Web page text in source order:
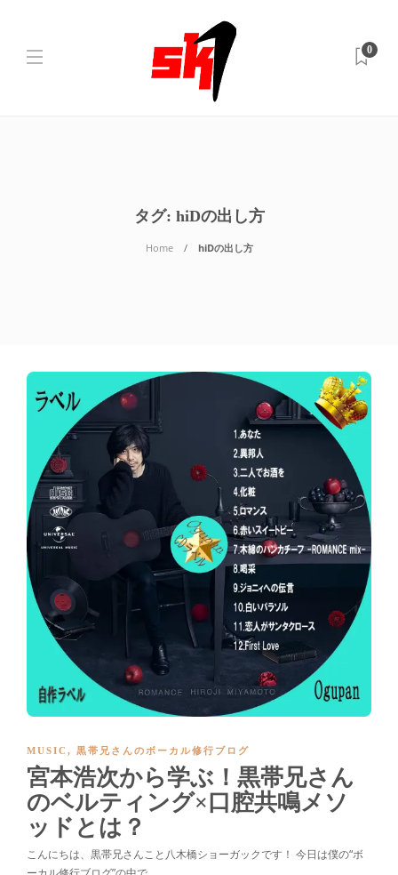
0
タグ: hiDの出し方
Home hiDの出し方
MUSIC , 黒帯兄さんのボーカル修行ブログ
宮本浩次から学ぶ！黒帯兄さん
のベルティング×口腔共鳴メソ
ッドとは？
こんにちは、黒帯兄さんこと八木橋ショーガックです！ 今日は僕の“ボ